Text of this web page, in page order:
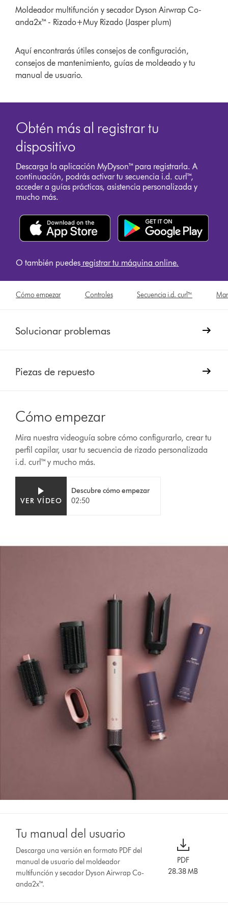
Moldeador multifunción y secador Dyson Airwrap Co-
anda2x™ - Rizado+Muy Rizado (Jasper plum)
Aquí encontrarás útiles consejos de configuración,
consejos de mantenimiento, guías de moldeado y tu
manual de usuario.
Obtén más al registrar tu
dispositivo
Descarga la aplicación MyDyson™ para registrarla. A
continuación, podrás activar tu secuencia i.d. curl™,
acceder a guías prácticas, asistencia personalizada y
mucho más.
O también puedes registrar tu máquina online.
Cómo empezar Controles Secuencia i.d. curl™
Solucionar problemas
Piezas de repuesto
Cómo empezar
Mira nuestra videoguía sobre cómo configurarlo, crear tu
perfil capilar, usar tu secuencia de rizado personalizada
i.d. curl™ y mucho más.
Transcript
transcripción
deVER VÍDEO
Descubre cómo empezar
02:50
Tu manual del usuario
Descarga una versión en formato PDF del
manual de usuario del moldeador
multifunción y secador Dyson Airwrap Co-
anda2x™.
PDF
28.38 MB